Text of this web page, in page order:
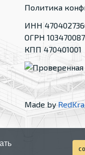
Политика
ИНН
ОГРН
КПП 470401001
Made by